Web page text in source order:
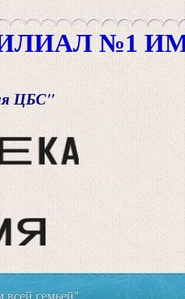
№1
ЦБС"
всей семьей"